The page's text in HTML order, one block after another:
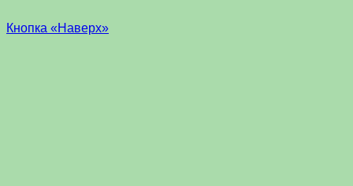
Кнопка «Наверх»